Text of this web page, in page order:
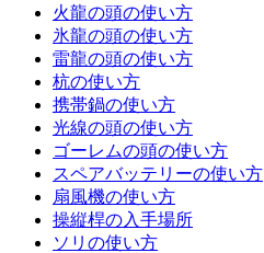
火龍の頭の使い方
氷龍の頭の使い方
雷龍の頭の使い方
杭の使い方
携帯鍋の使い方
光線の頭の使い方
ゴーレムの頭の使い方
スペアバッテリーの使い方
扇風機の使い方
操縦桿の入手場所
ソリの使い方